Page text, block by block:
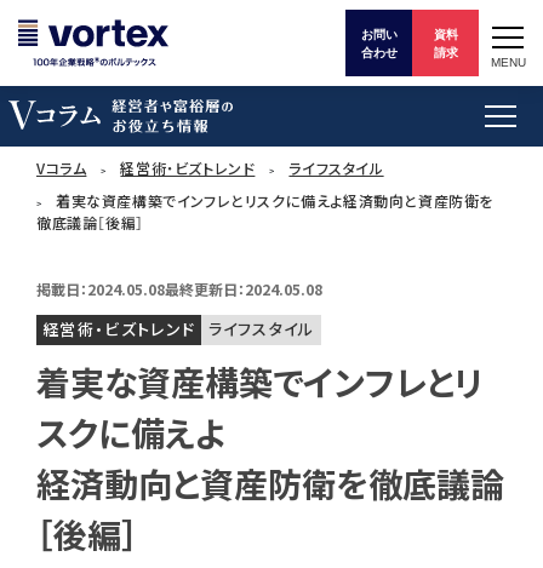
お問い
合わせ
資料
請求
MENU
Vコラム 経営術・ビズトレンド
ライフスタイル
着実な資産構築でインフレとリスクに備えよ経済動向と資産防衛を
徹底議論［後編］
掲載日：2024.05.08最終更新日：2024.05.08
経営術・ビズトレンド ライフスタイル
着実な資産構築でインフレとリ
スクに備えよ
経済動向と資産防衛を徹底議論
［後編］